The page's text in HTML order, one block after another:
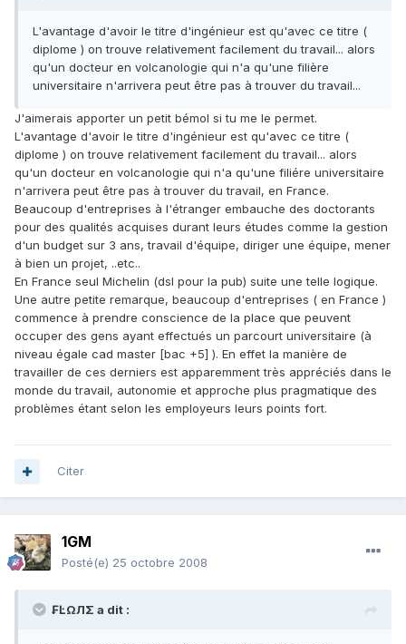
L'avantage d'avoir le titre d'ingénieur est qu'avec ce titre (
diplome ) on trouve relativement facilement du travail... alors
qu'un docteur en volcanologie qui n'a qu'une filière
universitaire n'arrivera peut être pas à trouver du travail...
J'aimerais apporter un petit bémol si tu me le permet.
L'avantage d'avoir le titre d'ingénieur est qu'avec ce titre (
diplome ) on trouve relativement facilement du travail... alors
qu'un docteur en volcanologie qui n'a qu'une filiére universitaire
n'arrivera peut être pas à trouver du travail, en France.
Beaucoup d'entreprises à l'étranger embauche des doctorants
pour des qualités acquises durant leurs études comme la gestion
d'un budget sur 3 ans, travail d'équipe, diriger une équipe, mener
à bien un projet, ..etc..
En France seul Michelin (dsl pour la pub) suite une telle logique.
Une autre petite remarque, beaucoup d'entreprises ( en France )
commence à prendre conscience de la place que peuvent
occuper des gens ayant effectués un parcourt universitaire (à
niveau égale cad master [bac +5] ). En effet la manière de
travailler de ces derniers est apparemment très appréciés dans le
monde du travail, autonomie et approche plus pragmatique des
problèmes étant selon les employeurs leurs points fort.
Citer
1GM
Posté(e) 25 octobre 2008
₣ĿΩЛΣ a dit :